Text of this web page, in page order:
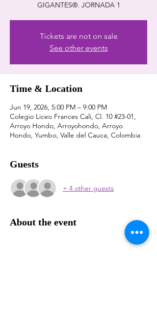
GIGANTES®. JORNADA 1
Tickets are not on sale
See other events
Time & Location
Jun 19, 2026, 5:00 PM – 9:00 PM
Colegio Liceo Frances Cali, Cl. 10 #23-01,
Arroyo Hondo, Arroyohondo, Arroyo
Hondo, Yumbo, Valle del Cauca, Colombia
Guests
+ 4 other guests
About the event